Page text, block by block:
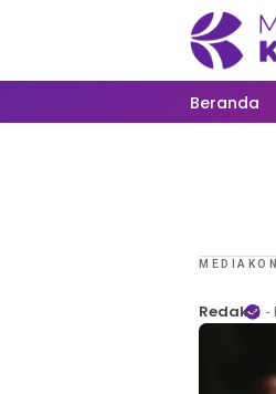
Beranda
Redaksi -